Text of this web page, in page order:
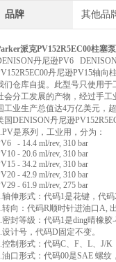
品牌 其他品
派克PV152R5EC00柱塞
丹尼逊PV6
丹尼逊PV15轴
们仓库自提。此型号只使用
会分工发展的产物，经过手
工业生产总值达4万亿美元，
国DENISON丹尼逊
是系列，工业用，分为：
- 14.4 ml/rev, 310 bar
- 20.6 ml/rev, 310 bar
- 34.2 ml/rev, 310 bar
- 42.9 ml/rev, 310 bar
- 61.9 ml/rev, 275 bar
轴伸形式：代码1是花键，代
转向：代码R顺时针进油口A,
密封等级：代码1是ding晴橡
设计号，代码D固定不变。
控制形式：代码C、F、L、J/K
油口形式：代码00是SAE 螺纹